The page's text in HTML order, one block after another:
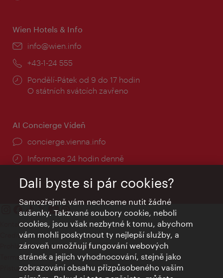
Wien Hotels & Info
E-
info@wien.info
Telefon:
+43-1-24 555
Provozní
doba:
Pondělí-Pátek od 9 do 17 hodin
O státních svátcích zavřeno
AI Concierge Vídeň
concierge.vienna.info
Informace 24 hodin denně
Kontakty
Credits
Prohlášení o ochraně osobních údajů
Terms of Use
Přístupnost
Dali byste si pár cookies?
Samozřejmě vám nechceme nutit žádné
sušenky. Takzvané soubory cookie, neboli
cookies, jsou však nezbytné k tomu, abychom
vám mohli poskytnout ty nejlepší služby, a
zároveň umožňují fungování webových
stránek a jejich vyhodnocování, stejně jako
zobrazování obsahu přizpůsobeného vašim